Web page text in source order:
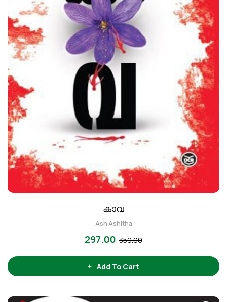
കാവ
Ash Ashitha
350.00
297.00
Add To Cart